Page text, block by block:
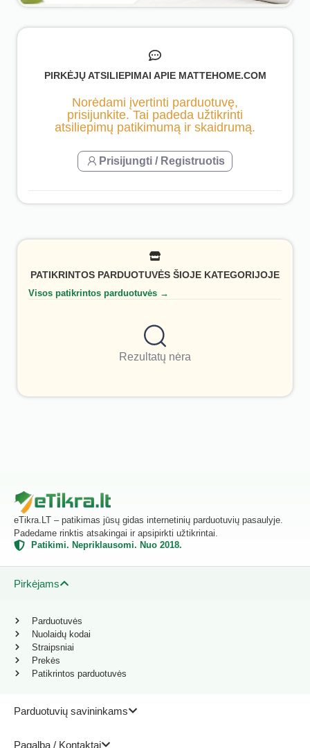
PIRKĖJŲ ATSILIEPIMAI APIE MATTEHOME.COM
Norėdami įvertinti parduotuvę,
prisijunkite. Tai padeda užtikrinti
atsiliepimų patikimumą ir skaidrumą.
Prisijungti / Registruotis
PATIKRINTOS PARDUOTUVĖS ŠIOJE KATEGORIJOJE
Visos patikrintos parduotuvės →
Rezultatų nėra
eTikra.LT – patikimas jūsų gidas internetinių parduotuvių pasaulyje.
Padedame rinktis atsakingai ir apsipirkti užtikrintai.
Patikimi. Nepriklausomi. Nuo 2018.
Pirkėjams
Parduotuvių savininkams
Pagalba / Kontaktai
Parduotuvės
Nuolaidų kodai
Straipsniai
Prekės
Patikrintos parduotuvės